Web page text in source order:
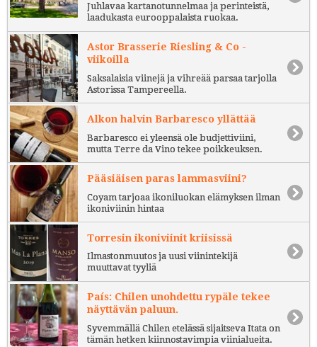
Juhlavaa kartanotunnelmaa ja perinteistä,
laadukasta eurooppalaista ruokaa.
Astor Brasserie Riesling & Co -
viikoilla
Saksalaisia viinejä ja vihreää parsaa tarjolla
Astorissa Tampereella.
Alkon halvin Barbaresco yllättää
Barbaresco ei yleensä ole budjettiviini,
mutta Terre da Vino tekee poikkeuksen.
Pääsiäisen paras lammasviini?
Coyam tarjoaa ikoniluokan elämyksen ilman
ikoniviinin hintaa
Torresin ikoniviinit kriisissä
Ilmastonmuutos ja uusi viinintekijä
muuttavat tyyliä
País: Chilen unohdettu rypäle tekee
näyttävän paluun.
Syvemmällä Chilen etelässä sijaitseva Itata on
tämän hetken kiinnostavimpia viinialueita.